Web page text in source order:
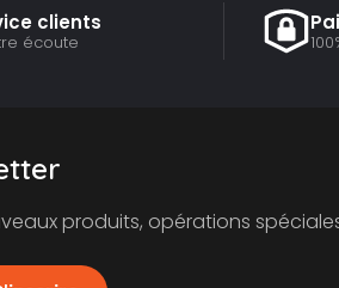
clients
écoute
produits, opérations